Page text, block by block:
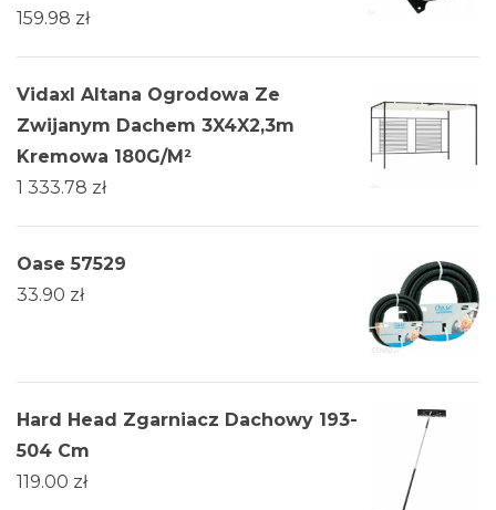
159.98 zł
Vidaxl Altana Ogrodowa Ze
Zwijanym Dachem 3X4X2,3m
Kremowa 180G/M²
1 333.78 zł
Oase 57529
33.90 zł
Hard Head Zgarniacz Dachowy 193-
504 Cm
119.00 zł